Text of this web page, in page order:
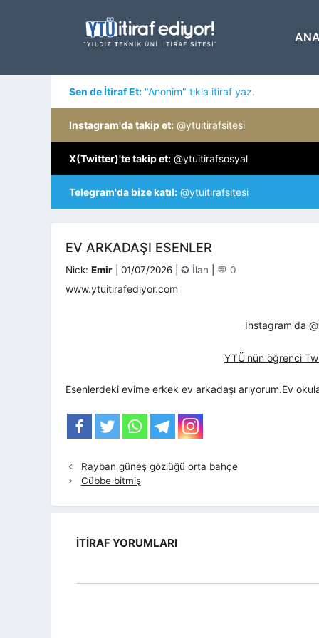
Sen de İtiraf Et: "Anonim" tıkla itiraf yaz.
Instagram'da takip et: @ytuitirafsitesi
X(Twitter)'te takip et: @ytuitirafsosyal
Telegram'da bize katıl: @ytuitirafsitesi
EV ARKADAŞI ESENLER
Nick: Emir 01/07/2026 Kategoriler
✪ İlan 💬 0
www.ytuitirafediyor.com
İnstagram'da
YTÜ'nün öğrenci
Esenlerdeki evime erkek ev arkadaşı arıyorum.Ev
Rayban güneş gözlüğü orta bahçe
Cübbe bitmiş
İTIRAF YORUMLARI